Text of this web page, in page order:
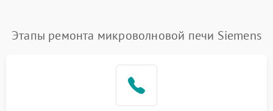
Подробнее →
2200 ₽
Этапы ремонта микроволновой печи Siemens